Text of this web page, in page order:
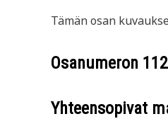
Tämän osan
Osanumeron
Yhteensopivat